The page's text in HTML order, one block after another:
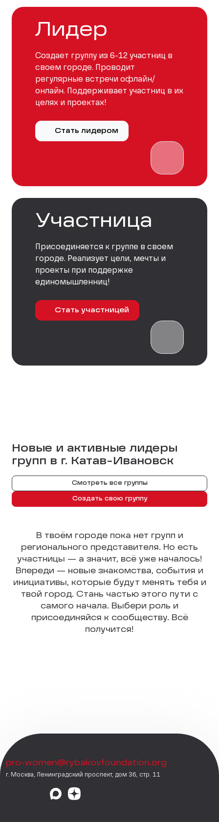
Лидер
Создает группу из 6-12 участниц в
своем городе. Проводит
регулярные встречи офлайн/
онлайн. Поддерживает участниц в их
целях и проектах!
Стать лидером
Участница
Присоединяется к группе в своем
городе. Реализует цели, мечты и
проекты при поддержке
единомышленниц!
Стать участницей
Новые и активные лидеры
групп в г. Катав-Ивановск
Смотреть все группы
Создать свою группу
В твоём городе пока нет групп и
регионального представителя. Но есть
участницы — а значит, всё уже началось!
Впереди — новые знакомства, события и
инициативы, которые будут менять тебя и
твой город. Стань частью этого пути с
самого начала. Выбери роль и
присоединяйся к сообществу. Всё
получится!
pro-women@rybakovfoundation.org
г. Москва, Ленинградский проспект, дом 36, стр. 11